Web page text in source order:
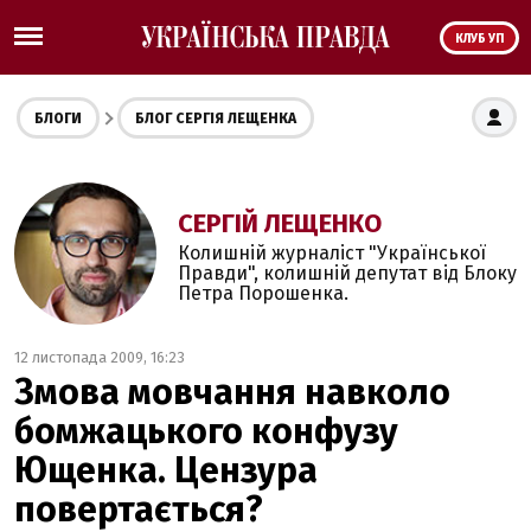
КЛУБ УП
БЛОГИ БЛОГ СЕРГІЯ ЛЕЩЕНКА
СЕРГІЙ ЛЕЩЕНКО
Колишній журналіст "Української
Правди", колишній депутат від Блоку
Петра Порошенка.
12 листопада 2009, 16:23
Змова мовчання навколо
бомжацького конфузу
Ющенка. Цензура
повертається?